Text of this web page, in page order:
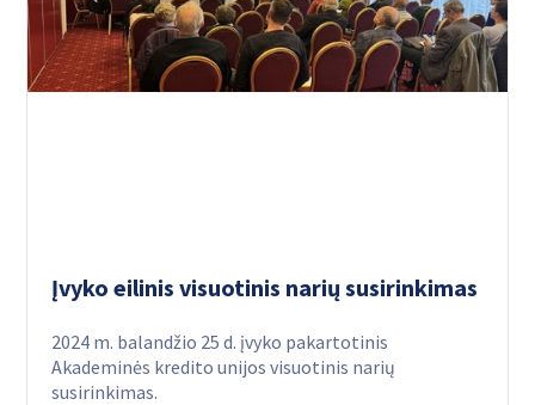
Įvyko eilinis visuotinis narių susirinkimas
2024 m. balandžio 25 d. įvyko pakartotinis
Akademinės kredito unijos visuotinis narių
susirinkimas.